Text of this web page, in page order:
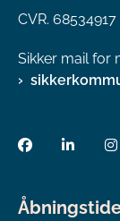
CVR. 68534917
Sikker mail for